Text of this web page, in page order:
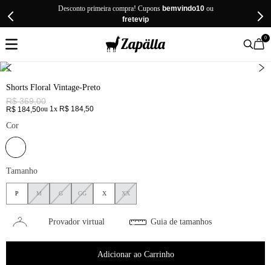
Desconto primeira compra! Cupons bemvindo10ou
fretevip
0
Shorts Floral Vintage-Preto
R$ 369,00
R$ 184,50ou 1x R$ 184,50
Cor
Tamanho
P M G GG X XX
Provador virtual Guia de tamanhos
Adicionar ao Carrinho